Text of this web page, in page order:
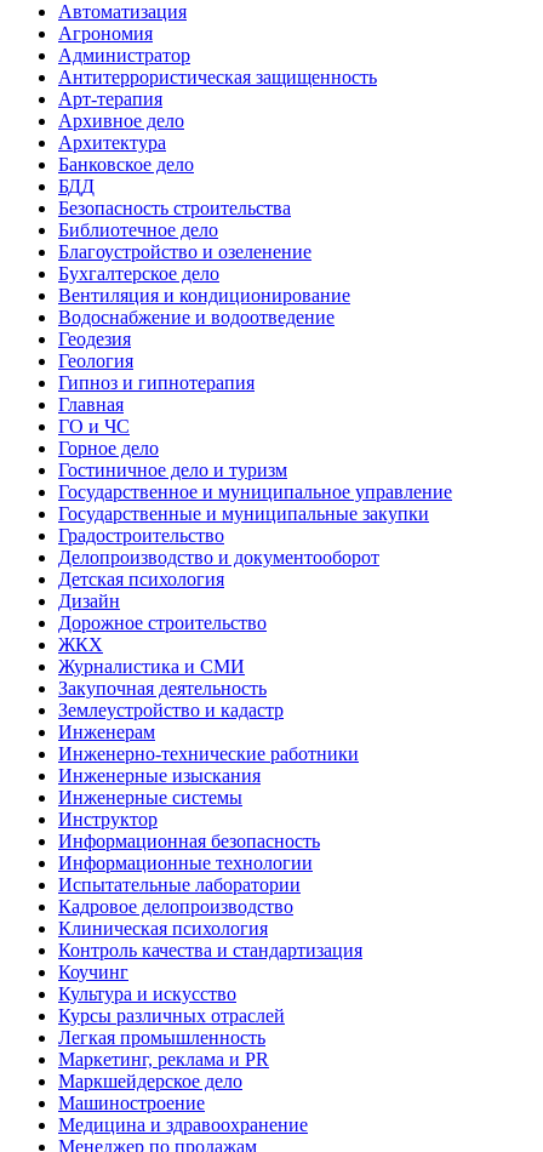
Автоматизация
Агрономия
Администратор
Антитеррористическая защищенность
Арт-терапия
Архивное дело
Архитектура
Банковское дело
БДД
Безопасность строительства
Библиотечное дело
Благоустройство и озеленение
Бухгалтерское дело
Вентиляция и кондиционирование
Водоснабжение и водоотведение
Геодезия
Геология
Гипноз и гипнотерапия
Главная
ГО и ЧС
Горное дело
Гостиничное дело и туризм
Государственное и муниципальное управление
Государственные и муниципальные закупки
Градостроительство
Делопроизводство и документооборот
Детская психология
Дизайн
Дорожное строительство
ЖКХ
Журналистика и СМИ
Закупочная деятельность
Землеустройство и кадастр
Инженерам
Инженерно-технические работники
Инженерные изыскания
Инженерные системы
Инструктор
Информационная безопасность
Информационные технологии
Испытательные лаборатории
Кадровое делопроизводство
Клиническая психология
Контроль качества и стандартизация
Коучинг
Культура и искусство
Курсы различных отраслей
Легкая промышленность
Маркетинг, реклама и PR
Маркшейдерское дело
Машиностроение
Медицина и здравоохранение
Менеджер по продажам